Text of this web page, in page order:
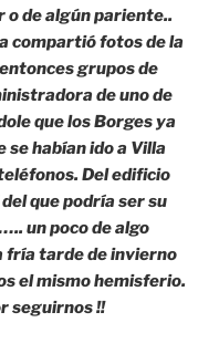
o de algún pariente..
compartió fotos de la
grupos de
de uno de
que los Borges ya
se habían ido a Villa
Del edificio
que podría ser su
un poco de algo
fría tarde de invierno
el mismo hemisferio.
seguirnos !!